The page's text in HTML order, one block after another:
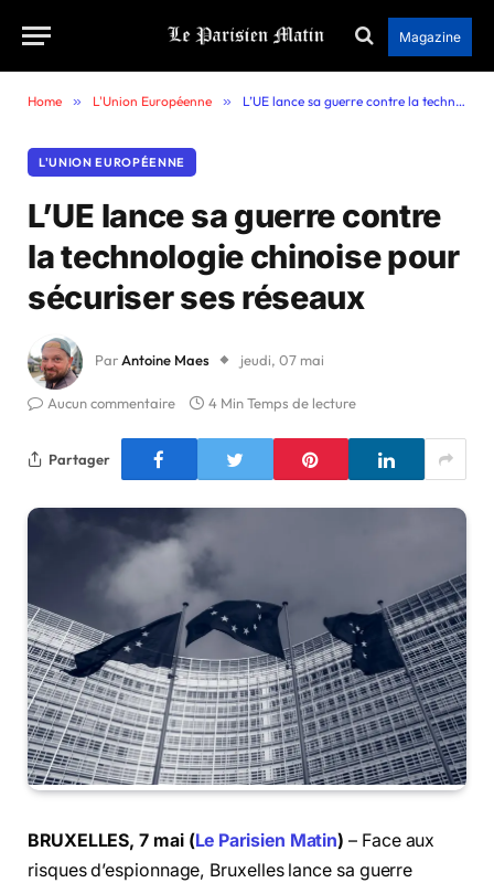
Magazine
Home » L'Union Européenne » L’UE lance sa guerre contre la technologie chinoise pour sécuriser ses réseaux
L'UNION EUROPÉENNE
L’UE lance sa guerre contre
la technologie chinoise pour
sécuriser ses réseaux
Par Antoine Maes jeudi, 07 mai
Aucun commentaire 4 Min Temps de lecture
Partager
BRUXELLES, 7 mai (Le Parisien Matin) – Face aux
risques d’espionnage, Bruxelles lance sa guerre